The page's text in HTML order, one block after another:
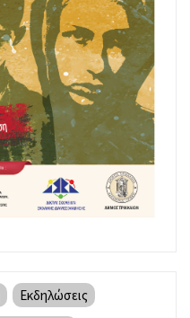
Εκδηλώσεις